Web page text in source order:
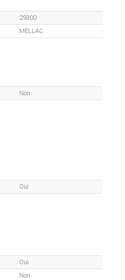
29300
MELLAC
Non
Oui
Oui
Non